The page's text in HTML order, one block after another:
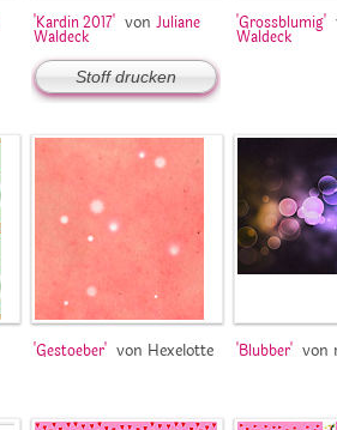
'Kardin 2017' von Juliane
Waldeck
Stoff drucken
'Grossblumig'
Waldeck
'Gestoeber' von Hexelotte 'Blubber' von